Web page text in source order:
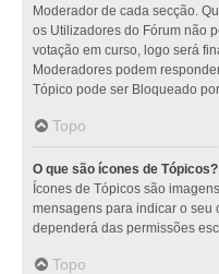
Moderador de cada secção.
os Utilizadores do Fórum não
votação em curso, logo será
Moderadores podem
Tópico pode ser Bloqueado
Topo
O que são ícones de Tópicos?
Ícones de Tópicos são
mensagens para indicar o seu
dependerá das permissões
Topo